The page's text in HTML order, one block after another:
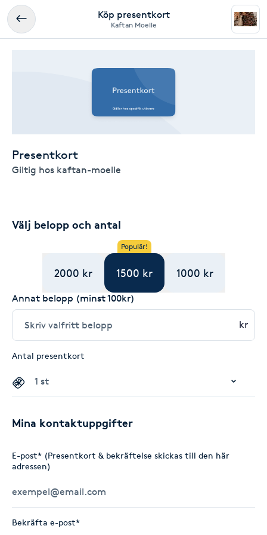
Köp presentkort
Kaftan Moelle
Presentkort
Giltig hos kaftan-moelle
Välj belopp och antal
2000 kr
Populär!
1500 kr 1000 kr
Annat belopp (minst 100kr)
kr
Antal presentkort
Mina kontaktuppgifter
E-post* (Presentkort & bekräftelse skickas till den här
adressen)
Bekräfta e-post*